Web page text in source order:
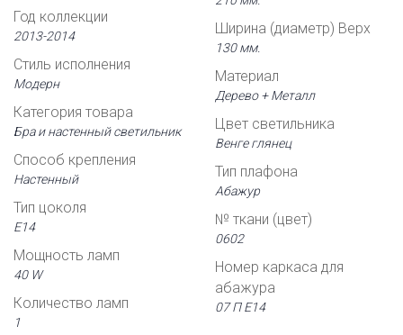
Год коллекции
2013-2014
Стиль исполнения
Модерн
Категория товара
Бра и настенный светильник
Способ крепления
Настенный
Тип цоколя
Е14
Мощность ламп
40 W
Количество ламп
1
Ширина (диаметр) Верх
130 мм.
Материал
Дерево + Металл
Цвет светильника
Венге глянец
Тип плафона
Абажур
№ ткани (цвет)
0602
Номер каркаса для
абажура
07 П Е14